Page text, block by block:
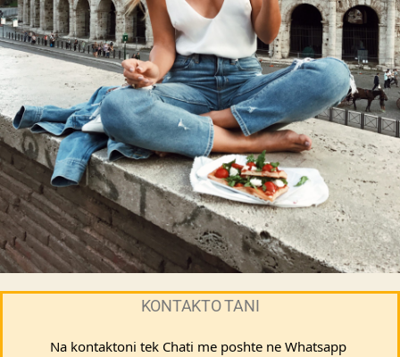
KONTAKTO TANI
Na kontaktoni tek Chati me poshte ne Whatsapp